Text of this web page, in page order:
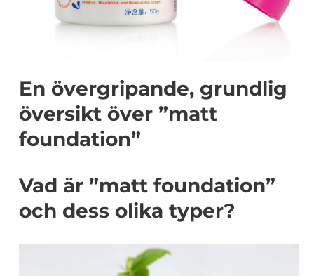
En övergripande, grundlig
översikt över ”matt
foundation”
Vad är ”matt foundation”
och dess olika typer?